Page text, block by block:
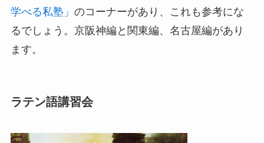
学べる私塾」 のコーナーがあり、これも参考にな
るでしょう。京阪神編と関東編、名古屋編があり
ます。
ラテン語講習会